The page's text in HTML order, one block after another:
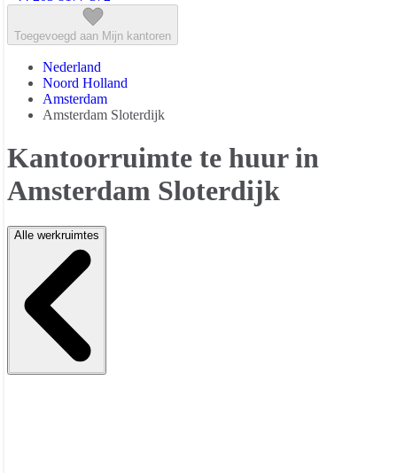
Toegevoegd aan Mijn kantoren
Nederland
Noord Holland
Amsterdam
Amsterdam Sloterdijk
Kantoorruimte te huur in
Amsterdam Sloterdijk
Alle werkruimtes